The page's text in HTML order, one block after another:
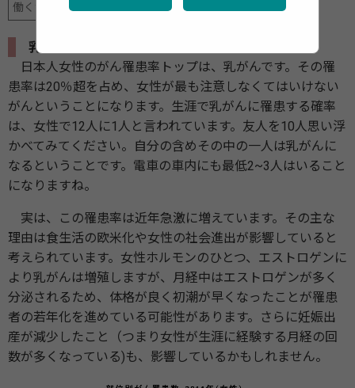
働く女性と乳がん -がん治療と乳房再建のいま
乳がんの罹患率
日本人女性のがん罹患率トップは、乳がんです。その罹
患率は20％超を占め、女性が最も注意しなくてはいけない
がんということになります。生涯で乳がんに罹患する確率
は、女性で12人に1人と言われています。友人を10人思い浮
かべてみてください。自分の含めその中の一人は乳がんに
なるということです。電車の車内にも最低2~3人はいること
になりますね。
実は、この罹患率は近年急激に増えています。その主な
理由は食生活の欧米化や女性の社会進出が影響していると
考えられています。女性ホルモンのひとつ、エストロゲンに
より乳がんは増殖しますが、月経中はエストロゲンが多く
分泌されるため、体格が良く初潮が早くなったことが罹患
者の若年化を進めている可能性があります。さらに妊娠出
産が減少したこと（つまり女性が生涯に経験する月経の回
数が多くなっている)も、影響しているかもしれません。